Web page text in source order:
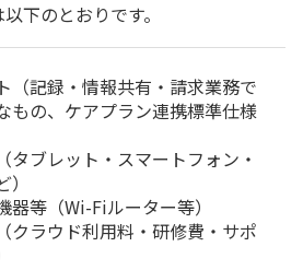
下のとおりです。
（記録・情報共有・請求業務で
もの、ケアプラン連携標準仕様
タブレット・スマートフォン・
器等（Wi-Fiルーター等）
クラウド利用料・研修費・サポ